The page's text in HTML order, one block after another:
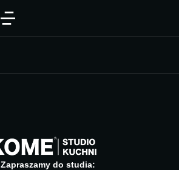
Zapraszamy do studia: